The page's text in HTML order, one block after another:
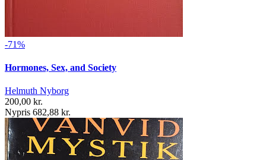
-71%
Hormones, Sex, and Society
Helmuth Nyborg
200,00 kr.
Nypris 682,88 kr.